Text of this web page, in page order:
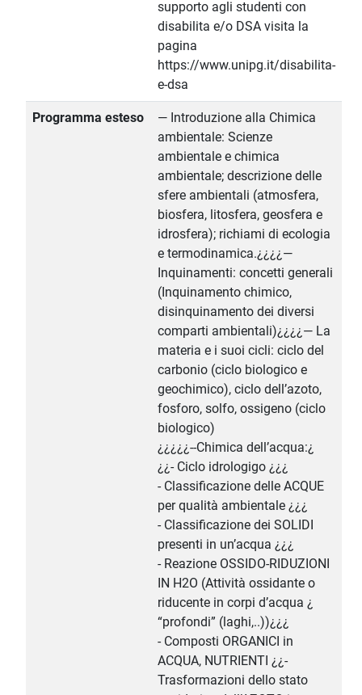
supporto agli studenti con
disabilita e/o DSA visita la
pagina
https://www.unipg.it/disabilita-
e-dsa
Programma esteso
— Introduzione alla Chimica
ambientale: Scienze
ambientale e chimica
ambientale; descrizione delle
sfere ambientali (atmosfera,
biosfera, litosfera, geosfera e
idrosfera); richiami di ecologia
e termodinamica.¿¿¿¿—
Inquinamenti: concetti generali
(Inquinamento chimico,
disinquinamento dei diversi
comparti ambientali)¿¿¿¿— La
materia e i suoi cicli: ciclo del
carbonio (ciclo biologico e
geochimico), ciclo dell’azoto,
fosforo, solfo, ossigeno (ciclo
biologico)
¿¿¿¿¿--Chimica dell’acqua:¿
¿¿- Ciclo idrologigo ¿¿¿
- Classificazione delle ACQUE
per qualità ambientale ¿¿¿
- Classificazione dei SOLIDI
presenti in un’acqua ¿¿¿
- Reazione OSSIDO-RIDUZIONI
IN H2O (Attività ossidante o
riducente in corpi d’acqua ¿
“profondi” (laghi,..))¿¿¿
- Composti ORGANICI in
ACQUA, NUTRIENTI ¿¿-
Trasformazioni dello stato